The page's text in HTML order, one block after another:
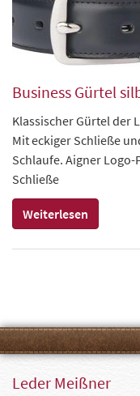
Business Gürtel
Klassischer Gürtel der
Mit eckiger Schließe
Schlaufe. Aigner
Schließe
Weiterlesen
Leder Meißner